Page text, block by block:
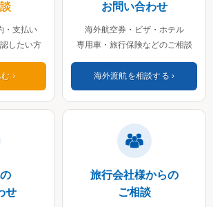
・支払い
したい方
お問い合わせ
海外航空券・ビザ・ホテル
専用車・旅行保険などのご相談
海外渡航を相談する
せ
旅行会社様からの
ご相談